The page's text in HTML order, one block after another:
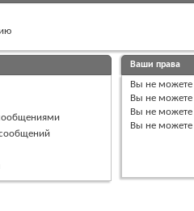
Ваши права
Вы не можете
Вы не можете
Вы не можете
Вы не можете